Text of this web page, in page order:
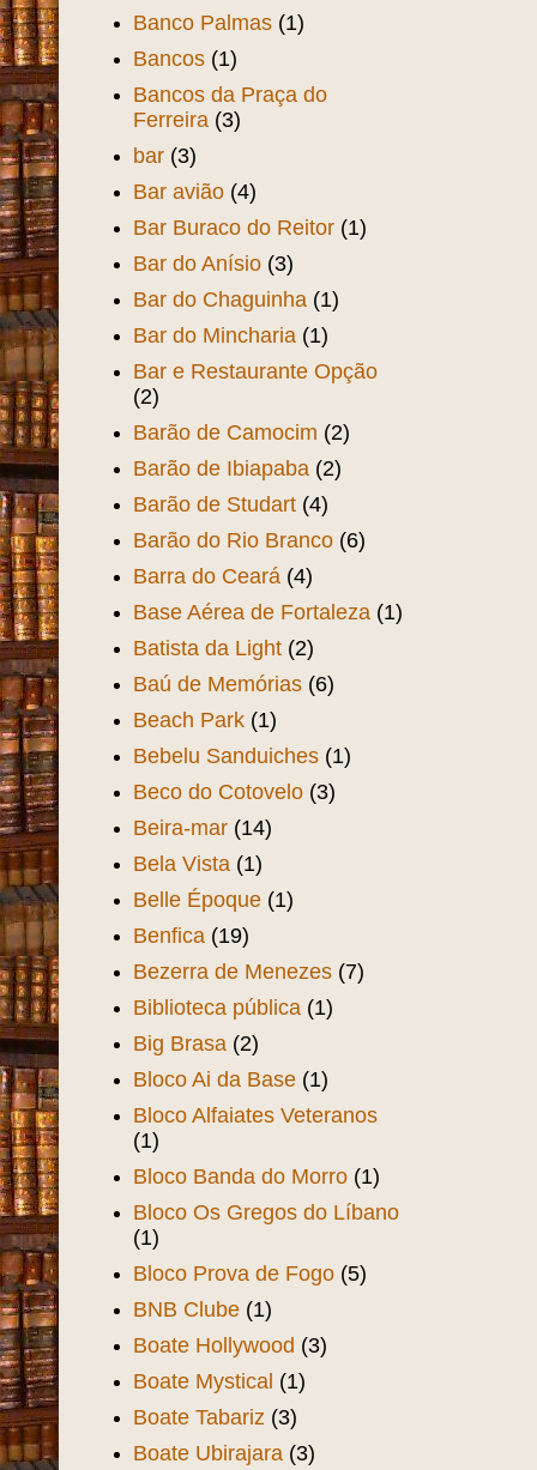
Banco Palmas (1)
Bancos (1)
Bancos da Praça do
Ferreira (3)
bar (3)
Bar avião (4)
Bar Buraco do Reitor (1)
Bar do Anísio (3)
Bar do Chaguinha (1)
Bar do Mincharia (1)
Bar e Restaurante Opção
(2)
Barão de Camocim (2)
Barão de Ibiapaba (2)
Barão de Studart (4)
Barão do Rio Branco (6)
Barra do Ceará (4)
Base Aérea de Fortaleza (1)
Batista da Light (2)
Baú de Memórias (6)
Beach Park (1)
Bebelu Sanduiches (1)
Beco do Cotovelo (3)
Beira-mar (14)
Bela Vista (1)
Belle Époque (1)
Benfica (19)
Bezerra de Menezes (7)
Biblioteca pública (1)
Big Brasa (2)
Bloco Ai da Base (1)
Bloco Alfaiates Veteranos
(1)
Bloco Banda do Morro (1)
Bloco Os Gregos do Líbano
(1)
Bloco Prova de Fogo (5)
BNB Clube (1)
Boate Hollywood (3)
Boate Mystical (1)
Boate Tabariz (3)
Boate Ubirajara (3)